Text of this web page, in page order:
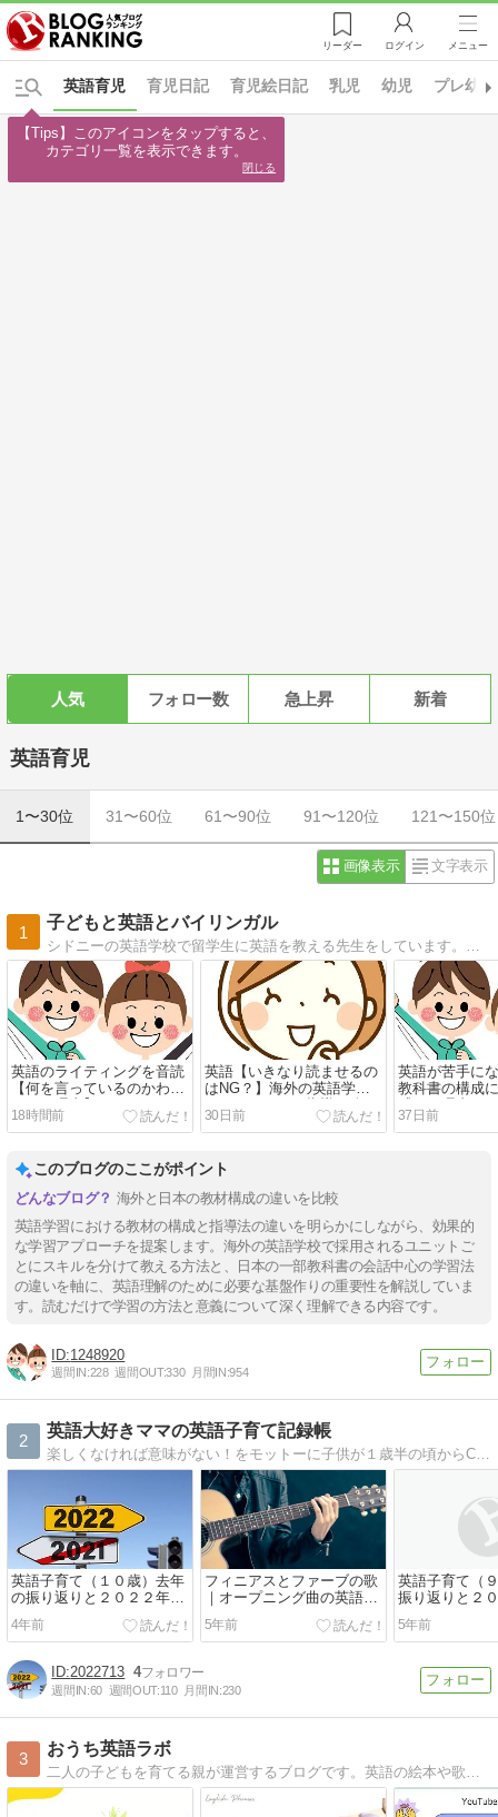
リーダー ログイン メニュー
育児日記 育児絵日記 乳児 幼児 プレ幼
英語育児
人気 フォロー数 急上昇 新着
英語育児
1〜30位 31〜60位 61〜90位 91〜120位 121〜150位
画像表示 文字表示
1
子どもと英語とバイリンガル
英語のライティングを音読
【何を言っているのかわか
らない理由】
18時間前
英語【いきなり読ませるの
はNG？】海外の英語学校
のリーディング指導を公
開！
30日前
英語が苦手に
教科書の構成
感じた理由
37日前
このブログのここがポイント
海外と日本の教材構成の違いを比較
英語学習における教材の構成と指導法の違いを明らかにしながら、効果的
な学習アプローチを提案します。海外の英語学校で採用されるユニットご
とにスキルを分けて教える方法と、日本の一部教科書の会話中心の学習法
の違いを軸に、英語理解のために必要な基盤作りの重要性を解説していま
す。読むだけで学習の方法と意義について深く理解できる内容です。
1248920
週間IN:228 週間OUT:330 月間IN:954
2
英語大好きママの英語子育て記録帳
楽しくなければ意味がない！をモットーに子供が１歳半の頃からCDかけ流し、英語絵本、YouTube、英語テレビ番組、などなど日々の生活の中に自然に英語を取り入れた英語子育ての様子を記録中です。現在８歳の息子は英語が得意な小学生です＾＾
英語子育て（１０歳）去年
の振り返りと２０２２年の
目標！
4年前
フィニアスとファーブの歌
｜オープニング曲の英語歌
詞は？
5年前
英語子育て（
振り返りと２
標！
5年前
2022713 4
週間IN:60 週間OUT:110 月間IN:230
3
おうち英語ラボ
二人の子どもを育てる親が運営するブログです。英語の絵本や歌、動画等、実際に試して良かったものを中心に、わかりやすく紹介していきます。
【Tips】このアイコンをタップすると、
カテゴリ一覧を表示できます。
閉じる